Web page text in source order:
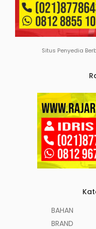
Situs Penyedia
BAHAN
BRAND